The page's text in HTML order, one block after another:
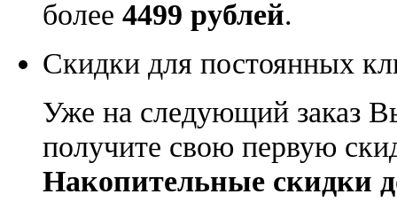
более 4499 рублей.
Скидки для постоянных
Уже на следующий заказ
получите свою первую
Накопительные скидки